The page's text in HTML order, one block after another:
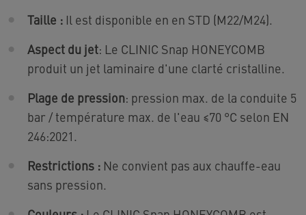
Taille : Il est disponible en en STD (M22/M24).
Aspect du jet: Le CLINIC Snap HONEYCOMB
produit un jet laminaire d'une clarté cristalline.
Plage de pression: pression max. de la conduite 5
bar / température max. de l'eau ≤70 °C selon EN
246:2021.
Restrictions : Ne convient pas aux chauffe-eau
sans pression.